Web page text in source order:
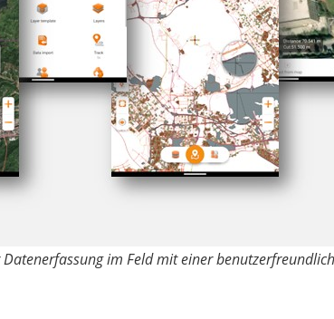
im Feld mit einer